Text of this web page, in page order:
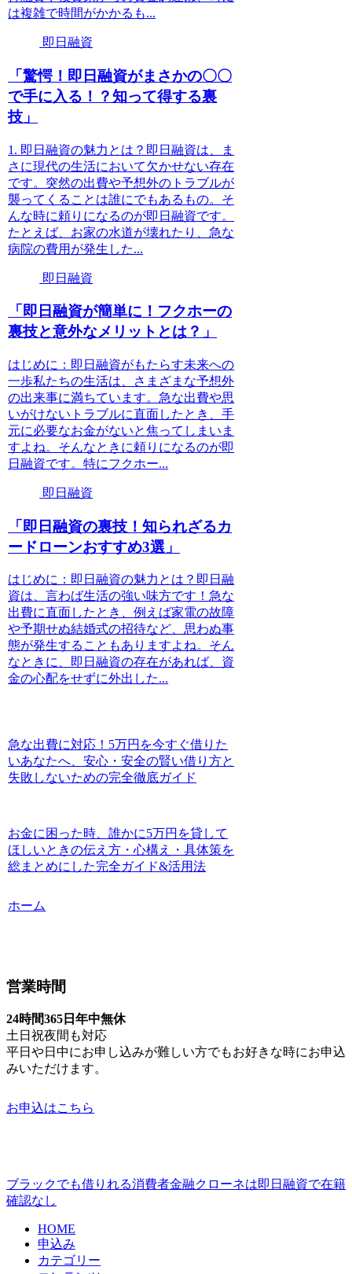
は複雑で時間がかかるも...
即日融資
「驚愕！即日融資がまさかの〇〇
で手に入る！？知って得する裏
技」
1. 即日融資の魅力とは？即日融資は、ま
さに現代の生活において欠かせない存在
です。突然の出費や予想外のトラブルが
襲ってくることは誰にでもあるもの。そ
んな時に頼りになるのが即日融資です。
たとえば、お家の水道が壊れたり、急な
病院の費用が発生した...
即日融資
「即日融資が簡単に！フクホーの
裏技と意外なメリットとは？」
はじめに：即日融資がもたらす未来への
一歩私たちの生活は、さまざまな予想外
の出来事に満ちています。急な出費や思
いがけないトラブルに直面したとき、手
元に必要なお金がないと焦ってしまいま
すよね。そんなときに頼りになるのが即
日融資です。特にフクホー...
即日融資
「即日融資の裏技！知られざるカ
ードローンおすすめ3選」
はじめに：即日融資の魅力とは？即日融
資は、言わば生活の強い味方です！急な
出費に直面したとき、例えば家電の故障
や予期せぬ結婚式の招待など、思わぬ事
態が発生することもありますよね。そん
なときに、即日融資の存在があれば、資
金の心配をせずに外出した...
急な出費に対応！5万円を今すぐ借りた
いあなたへ、安心・安全の賢い借り方と
失敗しないための完全徹底ガイド
お金に困った時、誰かに5万円を貸して
ほしいときの伝え方・心構え・具体策を
総まとめにした完全ガイド&活用法
ホーム
営業時間
24時間365日年中無休
土日祝夜間も対応
平日や日中にお申し込みが難しい方でもお好きな時にお申込
みいただけます。
お申込はこちら
ブラックでも借りれる消費者金融クローネは即日融資で在籍
確認なし
HOME
申込み
カテゴリー